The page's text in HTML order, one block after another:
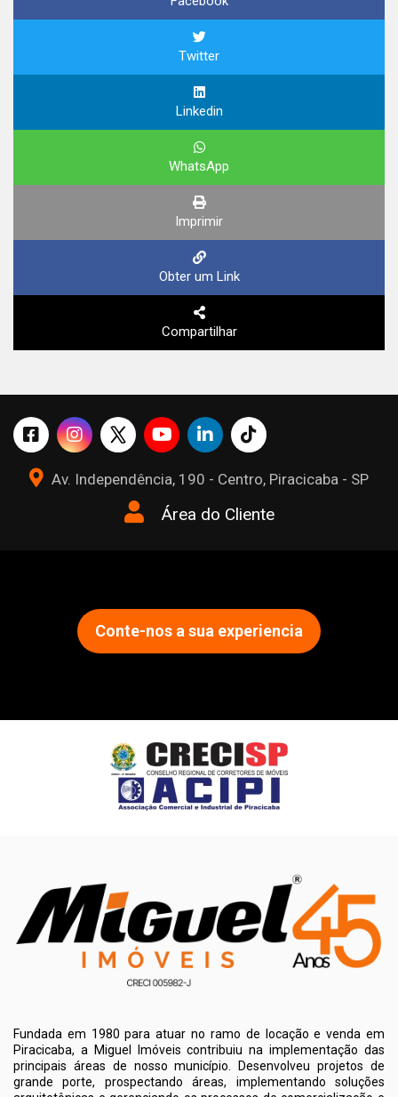
Twitter
Linkedin
WhatsApp
Imprimir
Obter um Link
Compartilhar
Av. Independência, 190 - Centro, Piracicaba - SP
Área do Cliente
Conte-nos a sua experiencia
Fundada em 1980 para atuar no ramo de locação e venda em
Piracicaba, a Miguel Imóveis contribuiu na implementação das
principais áreas de nosso município. Desenvolveu projetos de
grande porte, prospectando áreas, implementando soluções